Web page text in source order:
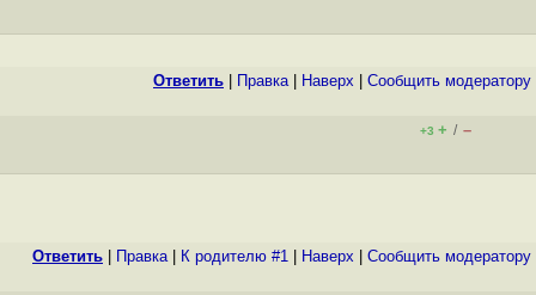
Ответить Правка| Наверх Cообщить модератору
+3 + / –
Ответить Правка| К родителю #1 Наверх Cообщить модератору